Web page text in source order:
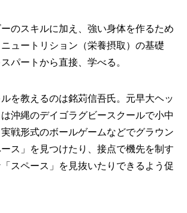
のスキルに加え、強い身体を作るため
ュートリション（栄養摂取）の基礎
パートから直接、学べる。
を教えるのは銘苅信吾氏。元早大ヘッ
沖縄のデイゴラグビースクールで小中
戦形式のボールゲームなどでグラウン
ス」を見つけたり、接点で機先を制す
スペース」を見抜いたりできるよう促